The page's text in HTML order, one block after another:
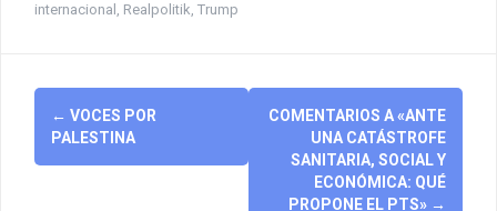
internacional , Realpolitik, Trump
Post
navigation
← VOCES POR
PALESTINA
COMENTARIOS A «ANTE
UNA CATÁSTROFE
SANITARIA, SOCIAL Y
ECONÓMICA: QUÉ
PROPONE EL PTS» →